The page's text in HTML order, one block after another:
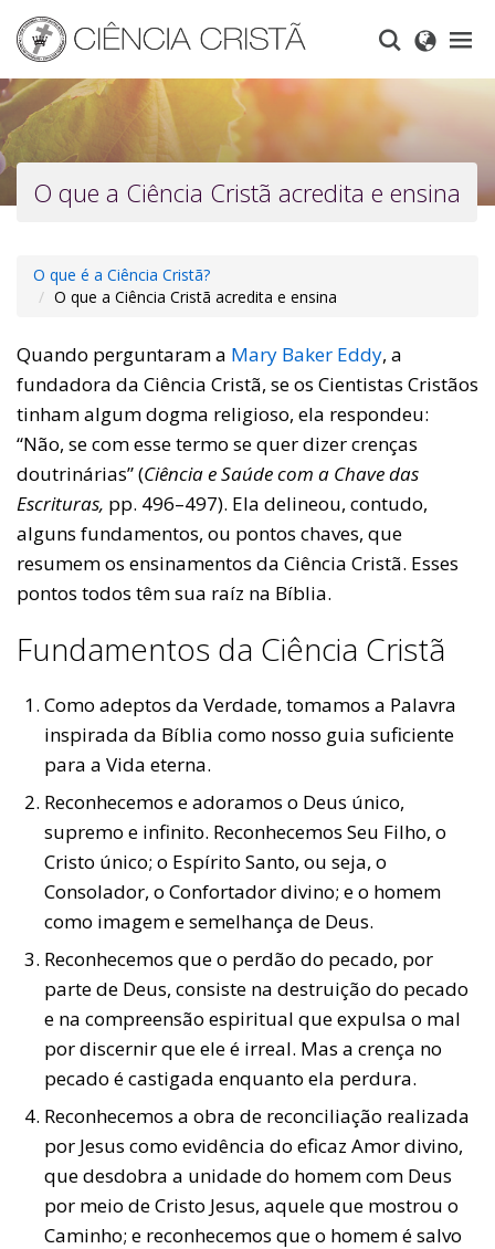
main
content
O que a Ciência Cristã acredita e ensina
O que é a Ciência Cristã?
O que a Ciência Cristã acredita e ensina
Quando perguntaram a Mary Baker Eddy, a
fundadora da Ciência Cristã, se os Cientistas Cristãos
tinham algum dogma religioso, ela respondeu:
“Não, se com esse termo se quer dizer crenças
doutrinárias” (Ciência e Saúde com a Chave das
Escrituras, pp. 496–497). Ela delineou, contudo,
alguns fundamentos, ou pontos chaves, que
resumem os ensinamentos da Ciência Cristã. Esses
pontos todos têm sua raíz na Bíblia.
Fundamentos da Ciência Cristã
Como adeptos da Verdade, tomamos a Palavra
inspirada da Bíblia como nosso guia suficiente
para a Vida eterna.
Reconhecemos e adoramos o Deus único,
supremo e infinito. Reconhecemos Seu Filho, o
Cristo único; o Espírito Santo, ou seja, o
Consolador, o Confortador divino; e o homem
como imagem e semelhança de Deus.
Reconhecemos que o perdão do pecado, por
parte de Deus, consiste na destruição do pecado
e na compreensão espiritual que expulsa o mal
por discernir que ele é irreal. Mas a crença no
pecado é castigada enquanto ela perdura.
Reconhecemos a obra de reconciliação realizada
por Jesus como evidência do eficaz Amor divino,
que desdobra a unidade do homem com Deus
por meio de Cristo Jesus, aquele que mostrou o
Caminho; e reconhecemos que o homem é salvo